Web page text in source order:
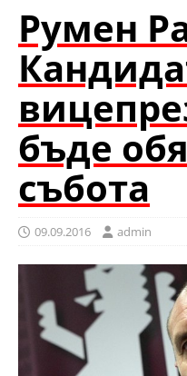
Румен
бъде
събота
09.09.2016 admin